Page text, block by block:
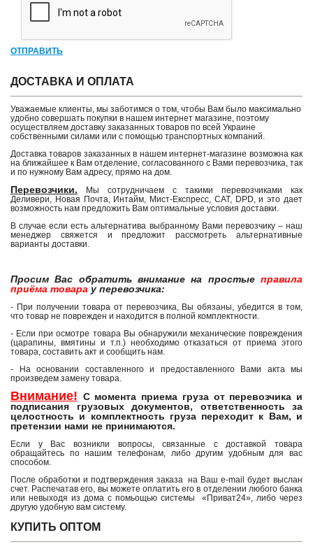
ОТПРАВИТЬ
ДОСТАВКА И ОПЛАТА
Уважаемые клиенты, мы заботимся о том, чтобы Вам было максимально
удобно совершать покупки в нашем интернет магазине, поэтому
осуществляем доставку заказанных товаров по всей Украине
собственными силами или с помощью транспортных компаний.
Доставка товаров заказанных в нашем интернет-магазине возможна как
на ближайшее к Вам отделение, согласованного с Вами перевозчика, так
и по нужному Вам адресу, прямо на дом.
Перевозчики. Мы сотрудничаем с такими перевозчиками как
Деливери, Новая Почта, Интайм, Мист-Експресс, САТ, DPD, и это дает
возможность нам предложить Вам оптимальные условия доставки.
В случае если есть альтернатива выбранному Вами перевозчику – наш
менеджер свяжется и предложит рассмотреть альтернативные
варианты доставки.
Просим Вас обратить внимание на простые правила
приёма товара у перевозчика:
- При получении товара от перевозчика, Вы обязаны, убедится в том,
что товар не поврежден и находится в полной комплектности.
- Если при осмотре товара Вы обнаружили механические повреждения
(царапины, вмятины и т.п.) необходимо отказаться от приема этого
товара, составить акт и сообщить нам.
- На основании составленного и предоставленного Вами акта мы
произведем замену товара.
Внимание! С момента приема груза от перевозчика и
подписания грузовых документов, ответственность за
целостность и комплектность груза переходит к Вам, и
претензии нами не принимаются.
Если у Вас возникли вопросы, связанные с доставкой товара
обращайтесь по нашим телефонам, либо другим удобным для вас
способом.
После обработки и подтверждения заказа на Ваш e-mail будет выслан
счет. Распечатав его, вы можете оплатить его в отделении любого банка
или невыходя из дома с помьощью системы «Приват24», либо через
другую удобную вам систему.
КУПИТЬ ОПТОМ